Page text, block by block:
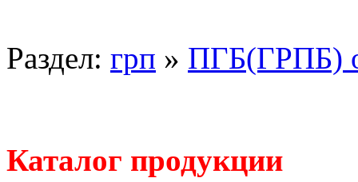
Раздел: грп » ПГБ(ГРПБ)
Каталог продукции